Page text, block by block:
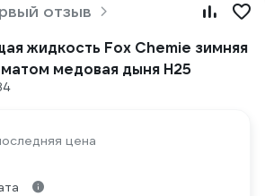
отзыв
жидкость Fox Chemie зимняя
медовая дыня H25
цена